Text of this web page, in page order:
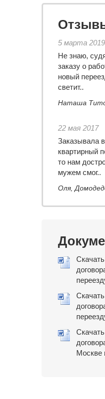
5 марта 2019
Не знаю,
заказу о
новый
светит..
Наташа
22 мая 2017
Заказывала
квартирный
то нам
мужем смог..
Оля,
Москве